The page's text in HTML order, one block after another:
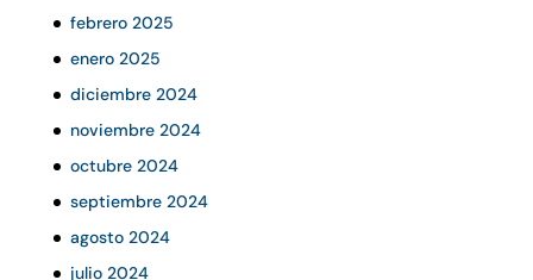
febrero 2025
enero 2025
diciembre 2024
noviembre 2024
octubre 2024
septiembre 2024
agosto 2024
julio 2024